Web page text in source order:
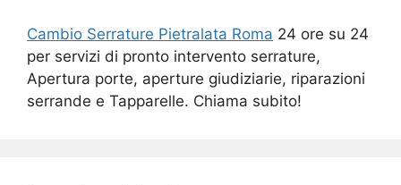
Cambio Serrature Pietralata Roma 24 ore su 24
per servizi di pronto intervento serrature,
Apertura porte, aperture giudiziarie, riparazioni
serrande e Tapparelle. Chiama subito!